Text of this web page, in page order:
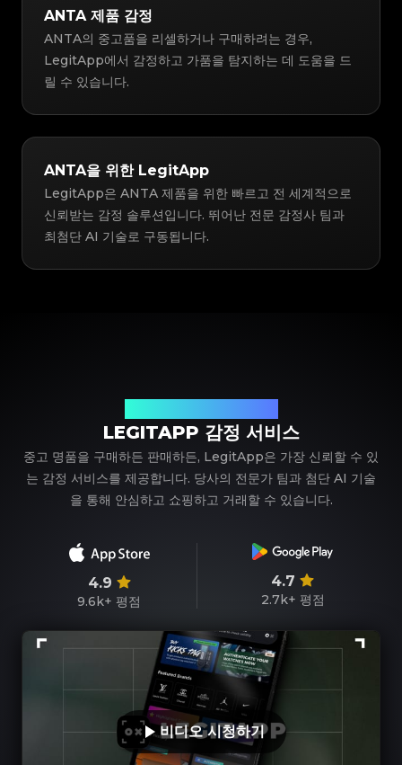
ANTA 제품 감정
ANTA의 중고품을 리셀하거나 구매하려는 경우,
LegitApp에서 감정하고 가품을 탐지하는 데 도움을 드
릴 수 있습니다.
ANTA을 위한 LegitApp
LegitApp은 ANTA 제품을 위한 빠르고 전 세계적으로
신뢰받는 감정 솔루션입니다. 뛰어난 전문 감정사 팀과
최첨단 AI 기술로 구동됩니다.
LEGITAPP 감정 서비스
중고 명품을 구매하든 판매하든, LegitApp은 가장 신뢰할 수 있
는 감정 서비스를 제공합니다. 당사의 전문가 팀과 첨단 AI 기술
을 통해 안심하고 쇼핑하고 거래할 수 있습니다.
4.9
9.6k+ 평점
4.7
2.7k+ 평점
비디오 시청하기